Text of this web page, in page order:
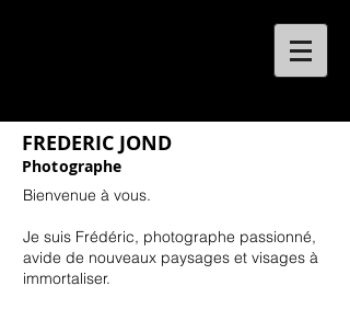
FREDERIC JOND
Photographe
Bienvenue à vous.
Je suis Frédéric, photographe passionné,
avide de nouveaux paysages et visages à
immortaliser.